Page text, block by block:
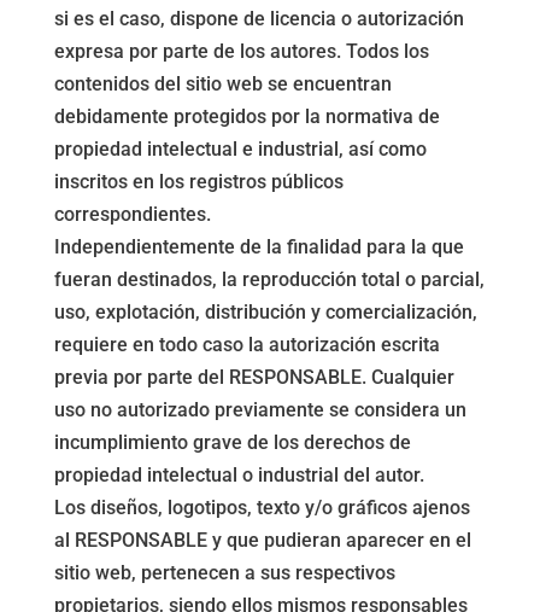
si es el caso, dispone de licencia o autorización
expresa por parte de los autores. Todos los
contenidos del sitio web se encuentran
debidamente protegidos por la normativa de
propiedad intelectual e industrial, así como
inscritos en los registros públicos
correspondientes.
Independientemente de la finalidad para la que
fueran destinados, la reproducción total o parcial,
uso, explotación, distribución y comercialización,
requiere en todo caso la autorización escrita
previa por parte del RESPONSABLE. Cualquier
uso no autorizado previamente se considera un
incumplimiento grave de los derechos de
propiedad intelectual o industrial del autor.
Los diseños, logotipos, texto y/o gráficos ajenos
al RESPONSABLE y que pudieran aparecer en el
sitio web, pertenecen a sus respectivos
propietarios, siendo ellos mismos responsables